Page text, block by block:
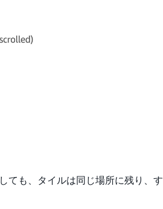
ても、タイルは同じ場所に残り、す